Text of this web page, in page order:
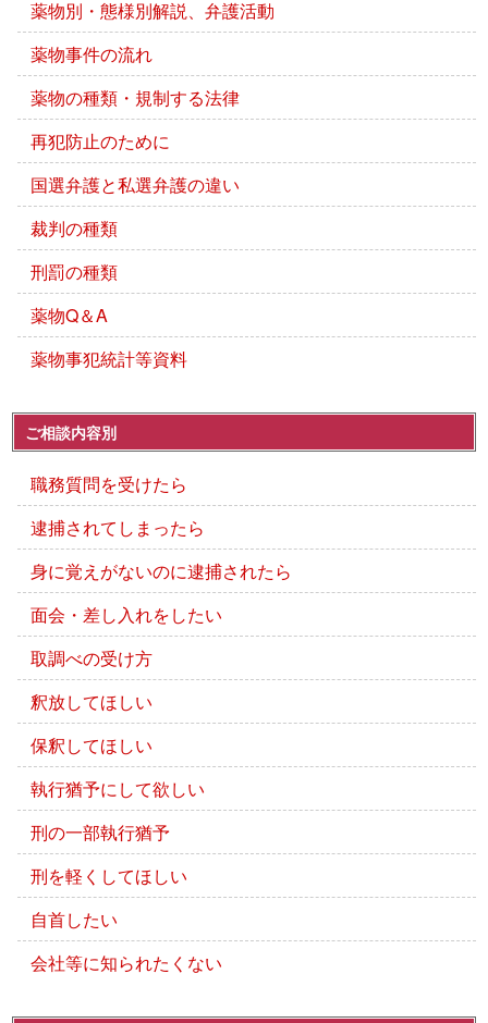
薬物別・態様別解説、弁護活動
薬物事件の流れ
薬物の種類・規制する法律
再犯防止のために
国選弁護と私選弁護の違い
裁判の種類
刑罰の種類
薬物Q＆A
薬物事犯統計等資料
ご相談内容別
職務質問を受けたら
逮捕されてしまったら
身に覚えがないのに逮捕されたら
面会・差し入れをしたい
取調べの受け方
釈放してほしい
保釈してほしい
執行猶予にして欲しい
刑の一部執行猶予
刑を軽くしてほしい
自首したい
会社等に知られたくない